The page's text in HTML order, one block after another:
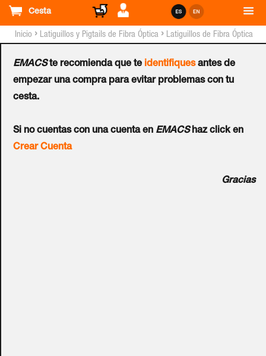
Cesta
EMACSte recomienda que te identifiquesantes de
empezar una compra para evitar problemas con tu
cesta.
Si no cuentas con una cuenta en EMACShaz click en
Crear Cuenta
Gracias
Inicio › Latiguillos y Pigtails de Fibra Óptica › Latiguillos de Fibra Óptica
Latiguillo de Fibra OM3
LC-LC 50/125 Dúplex
LSZH Turquesa 15 M